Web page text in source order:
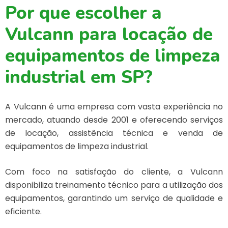
Por que escolher a
Vulcann para locação de
equipamentos de limpeza
industrial em SP?
A Vulcann é uma empresa com vasta experiência no
mercado, atuando desde 2001 e oferecendo serviços
de locação, assistência técnica e venda de
equipamentos de limpeza industrial.
Com foco na satisfação do cliente, a Vulcann
disponibiliza treinamento técnico para a utilização dos
equipamentos, garantindo um serviço de qualidade e
eficiente.